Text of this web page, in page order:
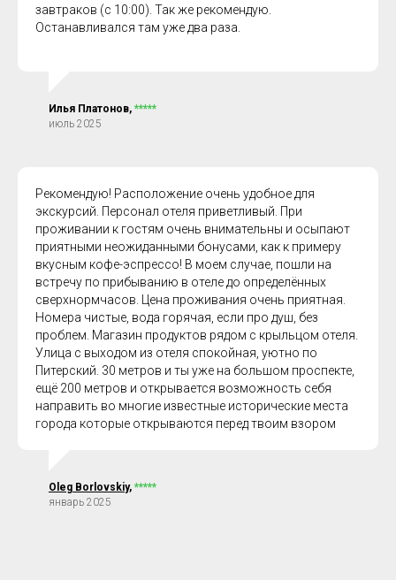
завтраков (с 10:00). Так же рекомендую.
Останавливался там уже два раза.
Илья Платонов, *****
июль 2025
Рекомендую! Расположение очень удобное для
экскурсий. Персонал отеля приветливый. При
проживании к гостям очень внимательны и осыпают
приятными неожиданными бонусами, как к примеру
вкусным кофе-эспрессо! В моем случае, пошли на
встречу по прибыванию в отеле до определённых
сверхнормчасов. Цена проживания очень приятная.
Номера чистые, вода горячая, если про душ, без
проблем. Магазин продуктов рядом с крыльцом отеля.
Улица с выходом из отеля спокойная, уютно по
Питерский. 30 метров и ты уже на большом проспекте,
ещё 200 метров и открывается возможность себя
направить во многие известные исторические места
города которые открываются перед твоим взором
Oleg Borlovskiy, *****
январь 2025